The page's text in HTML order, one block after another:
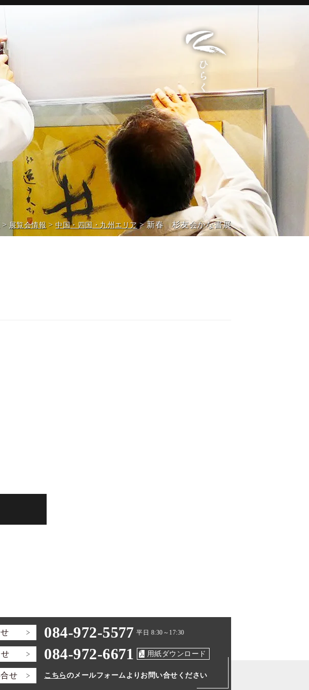
> 展覧会情報 >中国・四国・九州エリア> 新春 杉友会かな書展
084-972-5577 平日 8:30～17:30
084-972-6671 用紙ダウンロード
せ こちらのメールフォームより お問い合せください